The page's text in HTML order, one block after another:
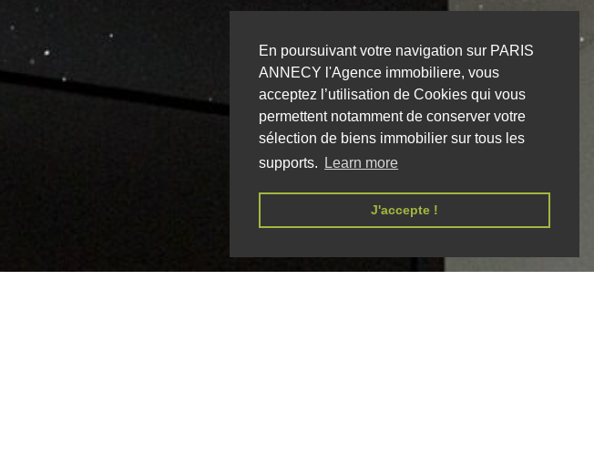
En poursuivant votre navigation sur PARIS
ANNECY l'Agence immobiliere, vous
acceptez l’utilisation de Cookies qui vous
permettent notamment de conserver votre
sélection de biens immobilier sur tous les
supports.
Learn more
J'accepte !